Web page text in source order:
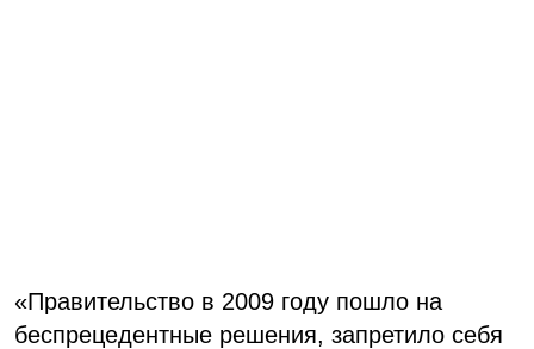
«Правительство в 2009 году пошло на
беспрецедентные решения, запретило себя